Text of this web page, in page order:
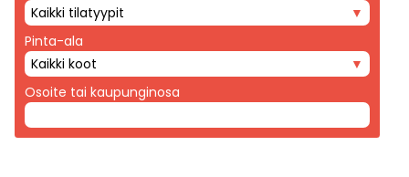
Kaikki tilatyypit
Pinta-ala
Kaikki koot
Osoite tai kaupunginosa